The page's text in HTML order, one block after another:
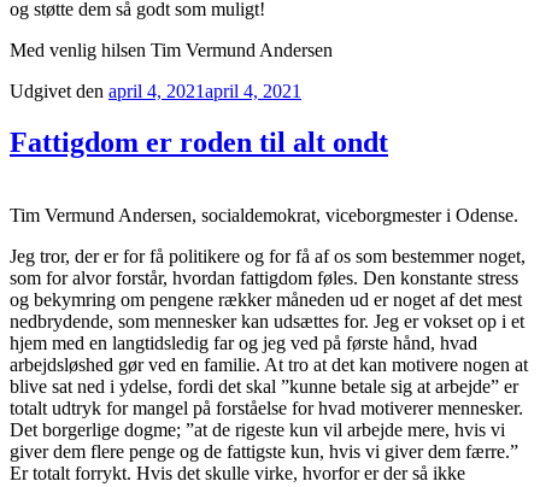
og støtte dem så godt som muligt!
Med venlig hilsen Tim Vermund Andersen
Udgivet den april 4, 2021april 4, 2021
Fattigdom er roden til alt ondt
Tim Vermund Andersen, socialdemokrat, viceborgmester i Odense.
Jeg tror, der er for få politikere og for få af os som bestemmer noget,
som for alvor forstår, hvordan fattigdom føles. Den konstante stress
og bekymring om pengene rækker måneden ud er noget af det mest
nedbrydende, som mennesker kan udsættes for. Jeg er vokset op i et
hjem med en langtidsledig far og jeg ved på første hånd, hvad
arbejdsløshed gør ved en familie. At tro at det kan motivere nogen at
blive sat ned i ydelse, fordi det skal ”kunne betale sig at arbejde” er
totalt udtryk for mangel på forståelse for hvad motiverer mennesker.
Det borgerlige dogme; ”at de rigeste kun vil arbejde mere, hvis vi
giver dem flere penge og de fattigste kun, hvis vi giver dem færre.”
Er totalt forrykt. Hvis det skulle virke, hvorfor er der så ikke